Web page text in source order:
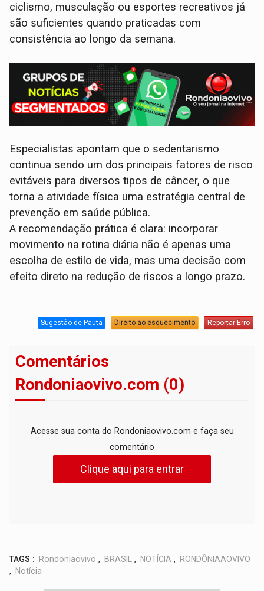
ciclismo, musculação ou esportes recreativos já
são suficientes quando praticadas com
consistência ao longo da semana.
Especialistas apontam que o sedentarismo
continua sendo um dos principais fatores de risco
evitáveis para diversos tipos de câncer, o que
torna a atividade física uma estratégia central de
prevenção em saúde pública.
A recomendação prática é clara: incorporar
movimento na rotina diária não é apenas uma
escolha de estilo de vida, mas uma decisão com
efeito direto na redução de riscos a longo prazo.
Sugestão de Pauta Direito ao esquecimento Reportar Erro
Comentários
Rondoniaovivo.com (0)
Acesse sua conta do Rondoniaovivo.com e faça seu
comentário
Clique aqui para entrar
TAGS : Rondoniaovivo , BRASIL , NOTÍCIA ,
RONDÔNIAAOVIVO
,
Notícia